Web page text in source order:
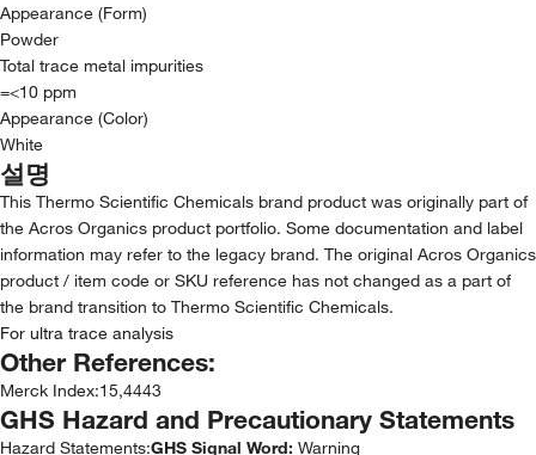
Appearance (Form)
Powder
Total trace metal impurities
=<10 ppm
Appearance (Color)
White
설명
This Thermo Scientific Chemicals brand product was originally part of
the Acros Organics product portfolio. Some documentation and label
information may refer to the legacy brand. The original Acros Organics
product / item code or SKU reference has not changed as a part of
the brand transition to Thermo Scientific Chemicals.
For ultra trace analysis
Other References:
Merck Index:15,4443
GHS Hazard and Precautionary Statements
Hazard Statements:GHS Signal Word: Warning